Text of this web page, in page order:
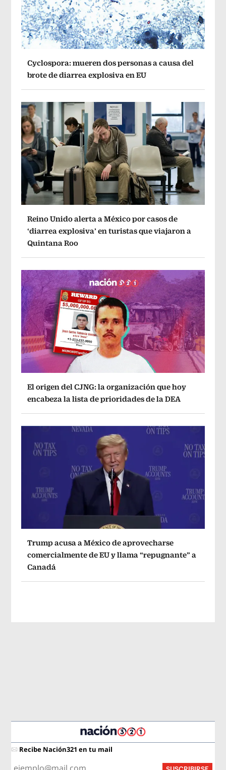
Cyclospora: mueren dos personas a causa del
brote de diarrea explosiva en EU
Reino Unido alerta a México por casos de
‘diarrea explosiva’ en turistas que viajaron a
Quintana Roo
El origen del CJNG: la organización que hoy
encabeza la lista de prioridades de la DEA
Trump acusa a México de aprovecharse
comercialmente de EU y llama “repugnante” a
Canadá
Recibe Nación321 en tu mail